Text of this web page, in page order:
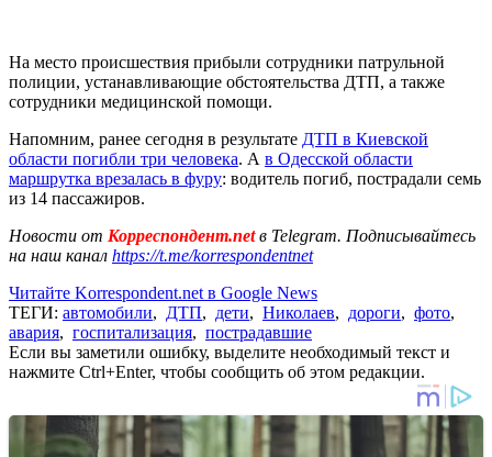
На место происшествия прибыли сотрудники патрульной
полиции, устанавливающие обстоятельства ДТП, а также
сотрудники медицинской помощи.
Напомним, ранее сегодня в результате ДТП в Киевской
области погибли три человека. А в Одесской области
маршрутка врезалась в фуру: водитель погиб, пострадали семь
из 14 пассажиров.
Новости от Корреспондент.netв Telegram. Подписывайтесь
на наш канал https://t.me/korrespondentnet
Читайте Korrespondent.net в Google News
ТЕГИ: автомобили, ДТП, дети, Николаев, дороги, фото,
авария, госпитализация, пострадавшие
Если вы заметили ошибку, выделите необходимый текст и
нажмите Ctrl+Enter, чтобы сообщить об этом редакции.